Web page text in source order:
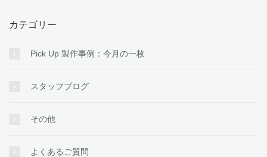
カテゴリー
Pick Up 製作事例：今月の一枚
スタッフブログ
その他
よくあるご質問